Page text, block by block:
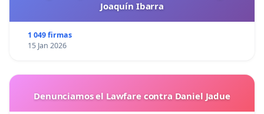
Joaquín Ibarra
1 049 firmas
15 Jan 2026
Denunciamos el Lawfare contra Daniel Jadue